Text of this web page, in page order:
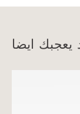
يعجبك ايضا